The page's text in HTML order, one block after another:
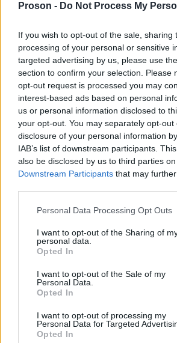
Proson - Do Not Process My
If you wish to opt-out of the sale, sharing
processing of your personal or sensitive
targeted advertising by us, please use
section to confirm your selection. Please
opt-out request is processed you may
interest-based ads based on personal
us or personal information disclosed to
your opt-out. You may separately opt-
disclosure of your personal information
IAB’s list of downstream participants.
also be disclosed by us to third parties
Downstream Participants that may
Please note that this website/app uses
not limited to your visit or usage
grant or deny consent to Google and its
use your data for below specified
consent section.
Personal Data Processing Opt Outs
I want to opt-out of the Sharing of
personal data.
Opted In
I want to opt-out of the Sale of my
Personal Data.
Opted In
I want to opt-out of processing my
Personal Data for Targeted
Opted In
συνταξιούχους τουΔημοσίου.
συγκεκριμένο επίδομα,
προσαύξηση στη σύνταξη, η
σε ποσοστόαπό 2,5% έως 4,5%
μισθού , ανάλογα με το ποσοστό
Σε περιπτώσεις όπου η
ή και περισσότερο, το ποσό
κατά 50%.
ΑΣΕΠ: Πιστοποίηση
μόνο 2 ημέρες στα χέρια
ΑΣΕΠ: Εξ αποστάσεως η